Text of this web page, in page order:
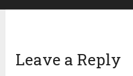
Leave a Reply